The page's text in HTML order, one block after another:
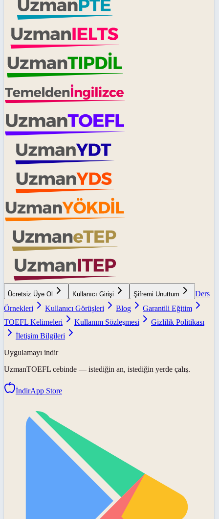
Ücretsiz Üye Ol Kullanıcı Girişi Şifremi Unuttum
Ders
Örnekleri
Kullanıcı Görüşleri Blog
Garantili Eğitim
TOEFL Kelimeleri
Kullanım Sözleşmesi
Gizlilik Politikası
İletişim Bilgileri
Uygulamayı indir
UzmanTOEFL cebinde — istediğin an, istediğin yerde çalış.
İndirApp Store